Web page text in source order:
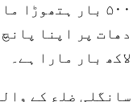
دھات پر اپنا
لاکھ بار مارا ہے۔
سانگلی ضلع کے